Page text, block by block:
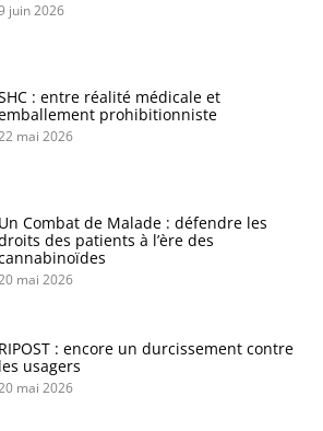
juin 2026
: entre réalité médicale et
prohibitionniste
mai 2026
Un Combat de Malade : défendre les
des patients à l’ère des
mai 2026
RIPOST : encore un durcissement contre
les usagers
mai 2026